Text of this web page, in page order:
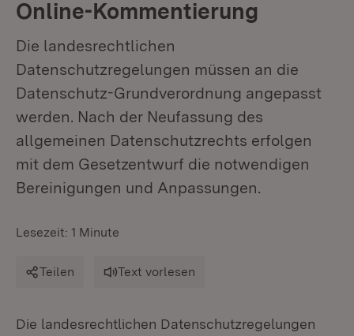
Online-Kommentierung
Die landesrechtlichen
Datenschutzregelungen müssen an die
Datenschutz-Grundverordnung angepasst
werden. Nach der Neufassung des
allgemeinen Datenschutzrechts erfolgen
mit dem Gesetzentwurf die notwendigen
Bereinigungen und Anpassungen.
Lesezeit: 1 Minute
Teilen Text vorlesen
Die landesrechtlichen Datenschutzregelungen